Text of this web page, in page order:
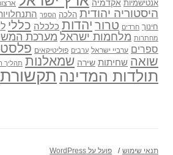
אנטישמיות אקדמיה
היסטוריה יהודית הלכה הספר
חינוך חרדים טרור יהדות כלכלה כללי
מחתרות מלחמות ישראל מערכת
ספרים ערביי ישראל ערבים פוליטיקאים
שואה שחיתות שירה שמאלנות תהליך
תולדות המדינה תקשורת
תנאי שימוש פועל על WordPress